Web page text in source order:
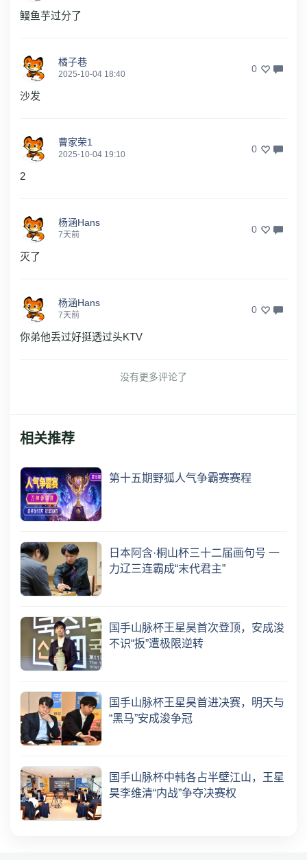
鳗鱼芋过分了
橘子巷
2025-10-04 18:40 0
沙发
曹家荣1
2025-10-04 19:10 0
2
杨涵Hans
7天前 0
灭了
杨涵Hans
7天前 0
你弟他丢过好挺透过头KTV
没有更多评论了
相关推荐
第十五期野狐人气争霸赛赛程
日本阿含·桐山杯三十二届画句号 一
力辽三连霸成“末代君主”
国手山脉杯王星昊首次登顶，安成浚
不识“扳”遭极限逆转
国手山脉杯王星昊首进决赛，明天与
“黑马”安成浚争冠
国手山脉杯中韩各占半壁江山，王星
昊李维清“内战”争夺决赛权